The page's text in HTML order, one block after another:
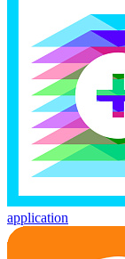
application